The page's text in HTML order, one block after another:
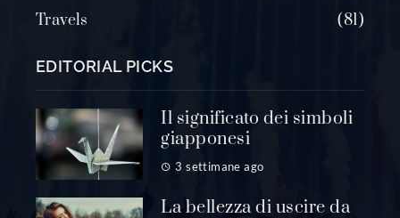
Travels
81
EDITORIAL PICKS
Il significato dei simboli
giapponesi
3 settimane ago
La bellezza di uscire da